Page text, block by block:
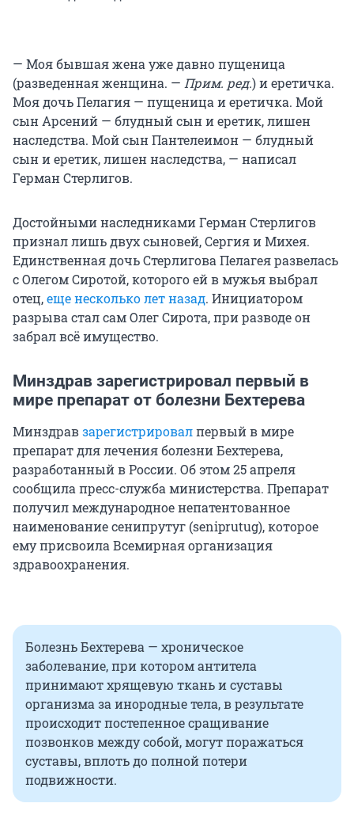
— Моя бывшая жена уже давно пущеница
(разведенная женщина. — Прим. ред.) и еретичка.
Моя дочь Пелагия — пущеница и еретичка. Мой
сын Арсений — блудный сын и еретик, лишен
наследства. Мой сын Пантелеимон — блудный
сын и еретик, лишен наследства, — написал
Герман Стерлигов.
Достойными наследниками Герман Стерлигов
признал лишь двух сыновей, Сергия и Михея.
Единственная дочь Стерлигова Пелагея развелась
с Олегом Сиротой, которого ей в мужья выбрал
отец,еще несколько лет назад. Инициатором
разрыва стал сам Олег Сирота, при разводе он
забрал всё имущество.
Минздрав зарегистрировал первый в
мире препарат от болезни Бехтерева
Минздравзарегистрировалпервый в мире
препарат для лечения болезни Бехтерева,
разработанный в России. Об этом 25 апреля
сообщила пресс-служба министерства. Препарат
получил международное непатентованное
наименование сенипрутуг (seniprutug), которое
ему присвоила Всемирная организация
здравоохранения.
Болезнь Бехтерева — хроническое
заболевание, при котором антитела
принимают хрящевую ткань и суставы
организма за инородные тела, в результате
происходит постепенное сращивание
позвонков между собой, могут поражаться
суставы, вплоть до полной потери
подвижности.